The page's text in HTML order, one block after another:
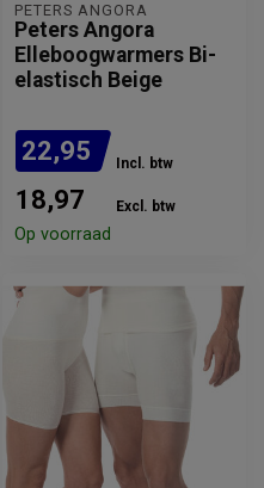
PETERS ANGORA
Peters Angora
Elleboogwarmers Bi-
elastisch Beige
22,95 Incl. btw
18,97 Excl. btw
Op voorraad